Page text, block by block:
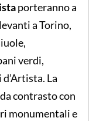
porteranno a
a Torino,
verdi,
La
contrasto con
monumentali e